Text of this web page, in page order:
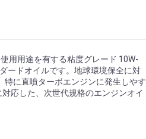
用用途を有する粘度グレード 10W-
ードオイルです。地球環境保全に対
に直噴ターボエンジンに発生しやす
応した、次世代規格のエンジンオイ